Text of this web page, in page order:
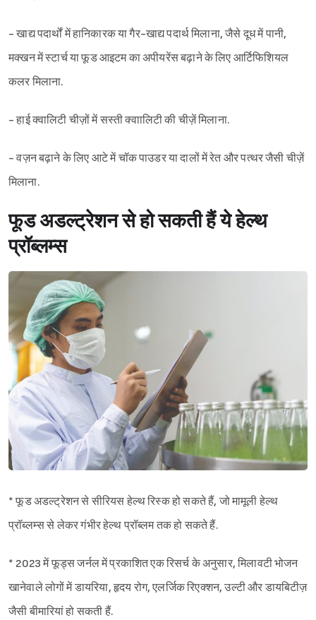
- खाद्य पदार्थों में हानिकारक या गैर-खाद्य पदार्थ मिलाना, जैसे दूध में पानी,
मक्खन में स्टार्च या फूड आइटम का अपीयरेंस बढ़ाने के लिए आर्टिफिशियल
कलर मिलाना.
- हाई क्वालिटी चीज़ों में सस्ती क्वाालिटी की चीज़ें मिलाना.
- वज़न बढ़ाने के लिए आटे में चॉक पाउडर या दालों में रेत और पत्थर जैसी चीज़ें
मिलाना.
फूड अडल्ट्रेशन से हो सकती हैं ये हेल्थ
प्रॉब्लम्स
* फूड अडल्ट्रेशन से सीरियस हेल्थ रिस्क हो सकते हैं, जो मामूली हेल्थ
प्रॉब्लम्स से लेकर गंभीर हेल्थ प्रॉब्लम तक हो सकते हैं.
* 2023 में फूड्स जर्नल में प्रकाशित एक रिसर्च के अनुसार, मिलावटी भोजन
खानेवाले लोगों में डायरिया, हृदय रोग, एलर्जिक रिएक्शन, उल्टी और डायबिटीज़
जैसी बीमारियां हो सकती हैं.